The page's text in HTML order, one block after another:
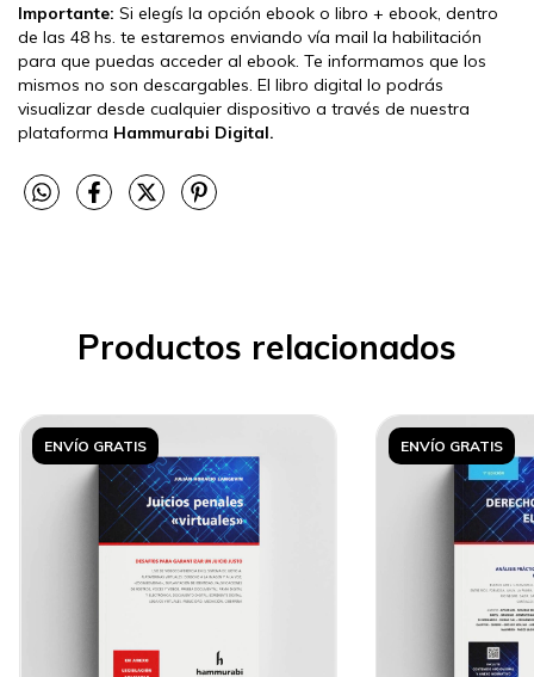
Importante: Si elegís la opción ebook o libro + ebook, dentro
de las 48 hs. te estaremos enviando vía mail la habilitación
para que puedas acceder al ebook. Te informamos que los
mismos no son descargables. El libro digital lo podrás
visualizar desde cualquier dispositivo a través de nuestra
plataforma Hammurabi Digital.
Productos relacionados
ENVÍO GRATIS ENVÍO GRATIS